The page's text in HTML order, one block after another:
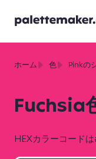
Fuchsia
HEXカラーコード
ホーム 色 Pinkの